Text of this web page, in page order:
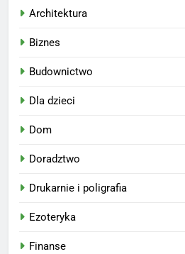
Architektura
Biznes
Budownictwo
Dla dzieci
Dom
Doradztwo
Drukarnie i poligrafia
Ezoteryka
Finanse